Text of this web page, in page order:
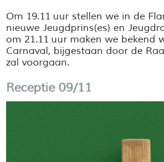
Om 19.11 uur stellen we in de
nieuwe Jeugdprins(es) en
om 21.11 uur maken we bekend
Carnaval, bijgestaan door de
zal voorgaan.
Receptie 09/11